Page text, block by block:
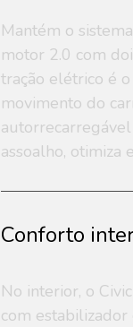
Mantém o
motor 2.0 com
tração elétrico é
movimento do
assoalho, otimiza
Conforto
No interior, o
com